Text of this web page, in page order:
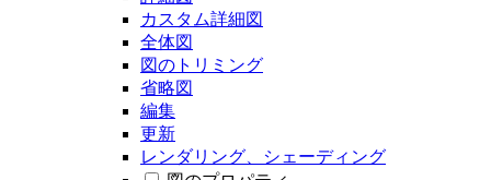
カスタム詳細図
全体図
図のトリミング
省略図
編集
更新
レンダリング、シェーディング